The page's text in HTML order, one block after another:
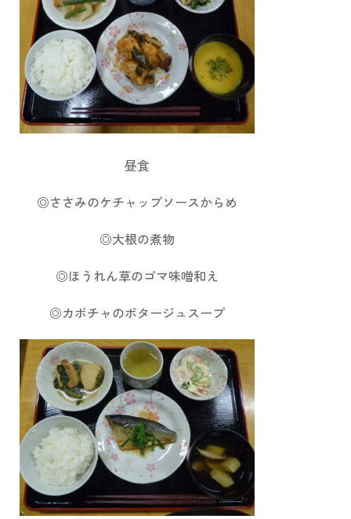
昼食
◎ささみのケチャップソースからめ
◎大根の煮物
◎ほうれん草のゴマ味噌和え
◎カボチャのポタージュスープ